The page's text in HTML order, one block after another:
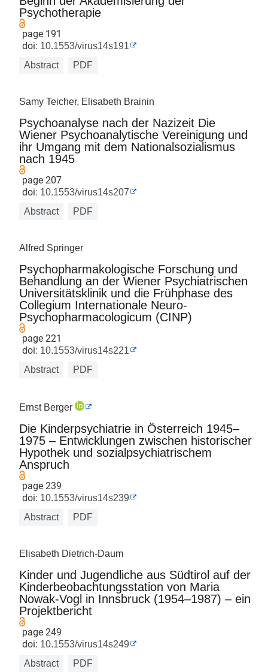
Psychotherapie
page 191
doi: 10.1553/virus14s191
Abstract
PDF
Samy Teicher, Elisabeth Brainin
Psychoanalyse nach der Nazizeit Die
Wiener Psychoanalytische Vereinigung und
ihr Umgang mit dem Nationalsozialismus
nach 1945
page 207
doi: 10.1553/virus14s207
Abstract
PDF
Alfred Springer
Psychopharmakologische Forschung und
Behandlung an der Wiener Psychiatrischen
Universitätsklinik und die Frühphase des
Collegium Internationale Neuro-
Psychopharmacologicum (CINP)
page 221
doi: 10.1553/virus14s221
Abstract
PDF
Ernst Berger
Die Kinderpsychiatrie in Österreich 1945–
1975 – Entwicklungen zwischen historischer
Hypothek und sozialpsychiatrischem
Anspruch
page 239
doi: 10.1553/virus14s239
Abstract
PDF
Elisabeth Dietrich-Daum
Kinder und Jugendliche aus Südtirol auf der
Kinderbeobachtungsstation von Maria
Nowak-Vogl in Innsbruck (1954–1987) – ein
Projektbericht
page 249
doi: 10.1553/virus14s249
Abstract
PDF